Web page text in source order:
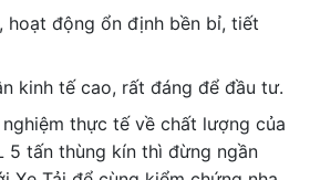
hoạt động ổn định bền bỉ, tiết
kinh tế cao, rất đáng để đầu tư.
thực tế về chất lượng của
5 tấn thùng kín thì đừng ngần